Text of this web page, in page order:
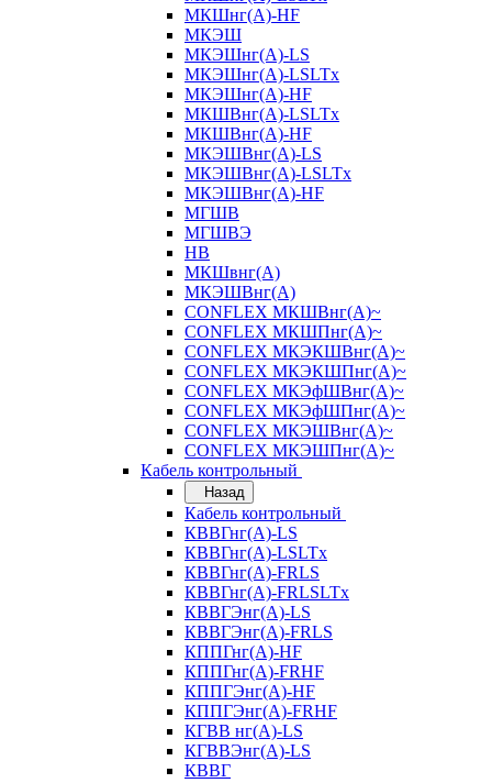
МКШнг(А)-HF
МКЭШ
МКЭШнг(А)-LS
МКЭШнг(А)-LSLTx
МКЭШнг(А)-HF
МКШВнг(A)-LSLTx
МКШВнг(А)-HF
МКЭШВнг(А)-LS
МКЭШВнг(A)-LSLTx
МКЭШВнг(А)-HF
МГШВ
МГШВЭ
НВ
МКШвнг(А)
МКЭШВнг(А)
CONFLEX МКШВнг(А)~
CONFLEX МКШПнг(А)~
CONFLEX МКЭКШВнг(А)~
CONFLEX МКЭКШПнг(А)~
CONFLEX МКЭфШВнг(А)~
CONFLEX МКЭфШПнг(А)~
CONFLEX МКЭШВнг(А)~
CONFLEX МКЭШПнг(А)~
Кабель контрольный
Назад
Кабель контрольный
КВВГнг(А)-LS
КВВГнг(А)-LSLTx
КВВГнг(А)-FRLS
КВВГнг(А)-FRLSLTx
КВВГЭнг(А)-LS
КВВГЭнг(А)-FRLS
КППГнг(А)-HF
КППГнг(А)-FRHF
КППГЭнг(А)-HF
КППГЭнг(А)-FRHF
КГВВ нг(А)-LS
КГВВЭнг(А)-LS
КВВГ